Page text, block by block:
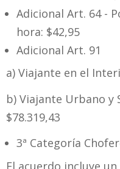
Adicional Art. 64 -
hora: $42,95
Adicional Art. 91
a) Viajante en el
b) Viajante Urbano y
$78.319,43
3ª Categoría
El acuerdo incluye